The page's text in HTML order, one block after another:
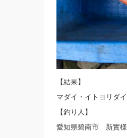
【結果】
マダイ・イトヨリダ
【釣り人】
愛知県碧南市 新實